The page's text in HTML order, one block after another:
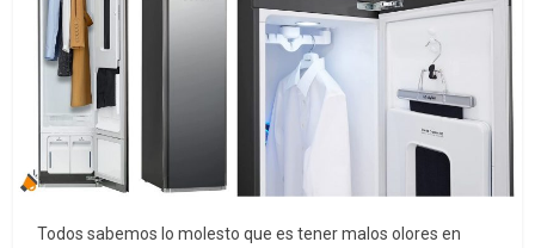
Todos sabemos lo molesto que es tener malos olores en